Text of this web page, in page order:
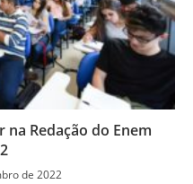
Redação do Enem
de 2022